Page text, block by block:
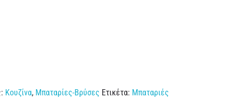
Κουζίνα, Μπαταρίες-Βρύσες Ετικέτα: Μπαταριές